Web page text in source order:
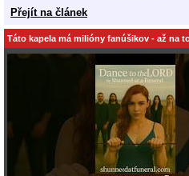
Přejít na článek
Táto kapela má milióny fanúšikov - až na